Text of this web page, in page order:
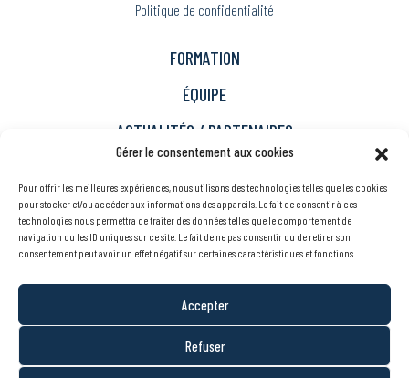
Gérer le consentement aux cookies
Pour offrir les meilleures expériences, nous utilisons des technologies telles que les cookies
pour stocker et/ou accéder aux informations des appareils. Le fait de consentir à ces
technologies nous permettra de traiter des données telles que le comportement de
navigation ou les ID uniques sur ce site. Le fait de ne pas consentir ou de retirer son
consentement peut avoir un effet négatif sur certaines caractéristiques et fonctions.
Accepter
Refuser
Politique de confidentialité
FORMATION
ÉQUIPE
ACTUALITÉS / PARTENAIRES
Carrière
À propos
EN